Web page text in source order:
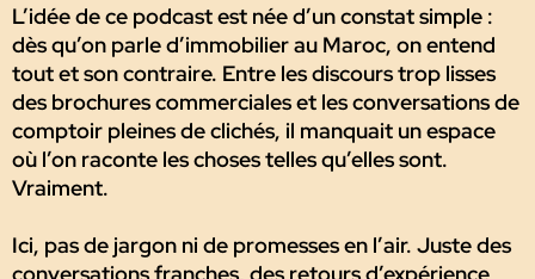
L’idée de ce podcast est née d’un constat simple :
dès qu’on parle d’immobilier au Maroc, on entend
tout et son contraire. Entre les discours trop lisses
des brochures commerciales et les conversations de
comptoir pleines de clichés, il manquait un espace
où l’on raconte les choses telles qu’elles sont.
Vraiment.
Ici, pas de jargon ni de promesses en l’air. Juste des